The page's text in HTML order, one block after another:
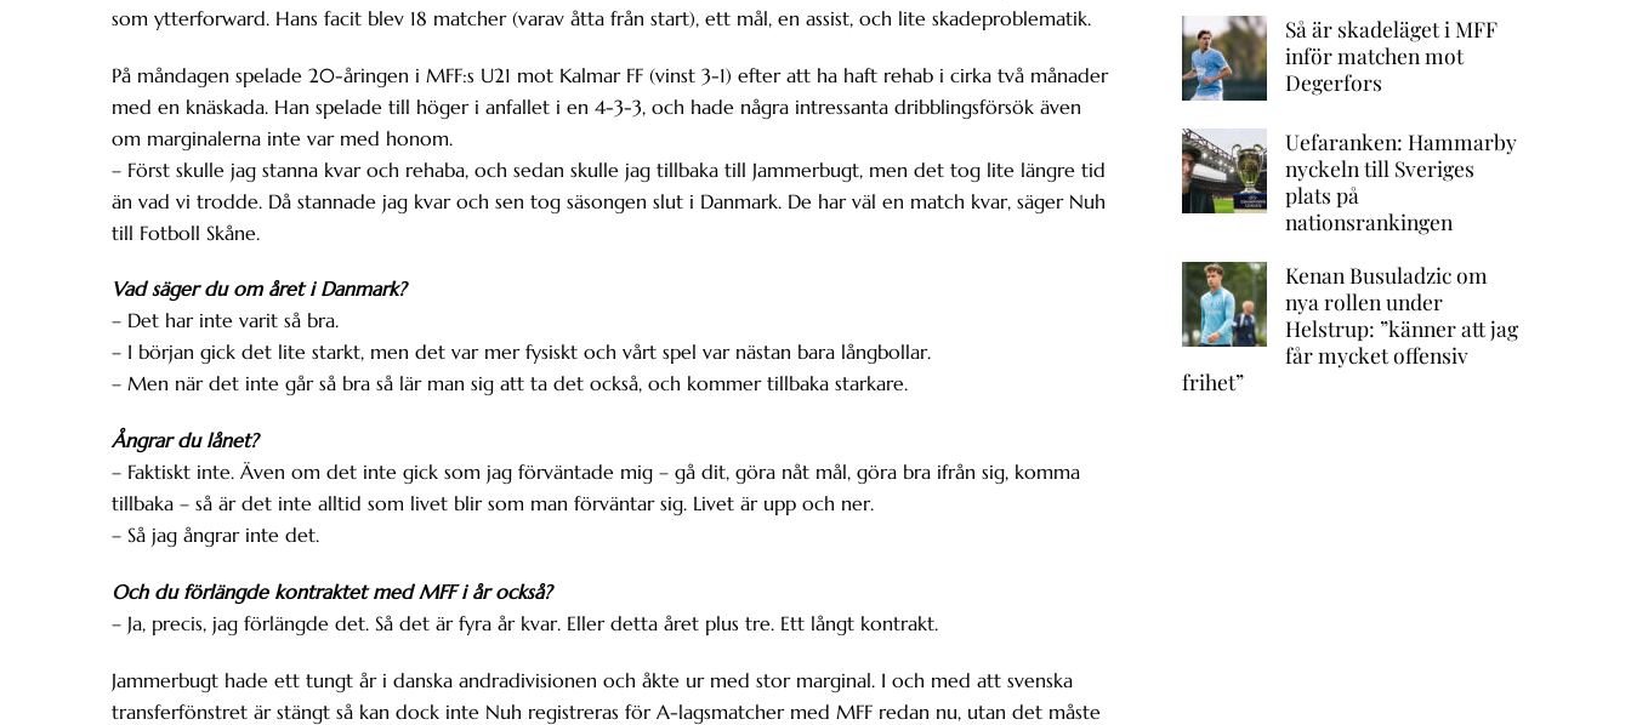
som ytterforward. Hans facit blev 18 matcher (varav åtta från start), ett mål, en assist, och lite skadeproblematik.
På måndagen spelade 20-åringen i MFF:s U21 mot Kalmar FF (vinst 3-1) efter att ha haft rehab i cirka två månader
med en knäskada. Han spelade till höger i anfallet i en 4-3-3, och hade några intressanta dribblingsförsök även
om marginalerna inte var med honom.
– Först skulle jag stanna kvar och rehaba, och sedan skulle jag tillbaka till Jammerbugt, men det tog lite längre tid
än vad vi trodde. Då stannade jag kvar och sen tog säsongen slut i Danmark. De har väl en match kvar, säger Nuh
till Fotboll Skåne.
Vad säger du om året i Danmark?
– Det har inte varit så bra.
– I början gick det lite starkt, men det var mer fysiskt och vårt spel var nästan bara långbollar.
– Men när det inte går så bra så lär man sig att ta det också, och kommer tillbaka starkare.
Ångrar du lånet?
– Faktiskt inte. Även om det inte gick som jag förväntade mig – gå dit, göra nåt mål, göra bra ifrån sig, komma
tillbaka – så är det inte alltid som livet blir som man förväntar sig. Livet är upp och ner.
– Så jag ångrar inte det.
Och du förlängde kontraktet med MFF i år också?
– Ja, precis, jag förlängde det. Så det är fyra år kvar. Eller detta året plus tre. Ett långt kontrakt.
Jammerbugt hade ett tungt år i danska andradivisionen och åkte ur med stor marginal. I och med att svenska
transferfönstret är stängt så kan dock inte Nuh registreras för A-lagsmatcher med MFF redan nu, utan det måste
Så är skadeläget i MFF
inför matchen mot
Degerfors
Uefaranken: Hammarby
nyckeln till Sveriges
plats på
nationsrankingen
Kenan Busuladzic om
nya rollen under
Helstrup: ”känner att jag
får mycket offensiv
frihet”